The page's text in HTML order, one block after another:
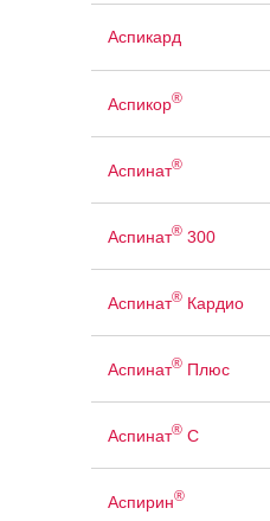
Аспикард
Аспикор®
Аспинат®
Аспинат®300
Аспинат®Кардио
Аспинат®Плюс
Аспинат®С
Аспирин®